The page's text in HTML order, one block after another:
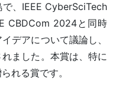
、IEEE CyberSciTech
CBDCom 2024と同時
デアについて議論し、
ました。本賞は、特に
れる賞です。